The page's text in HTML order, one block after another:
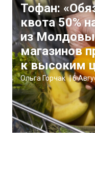
Тофан:
квота 50%
из Молдовы
магазинов
к высоким
Ольга Горчак |6